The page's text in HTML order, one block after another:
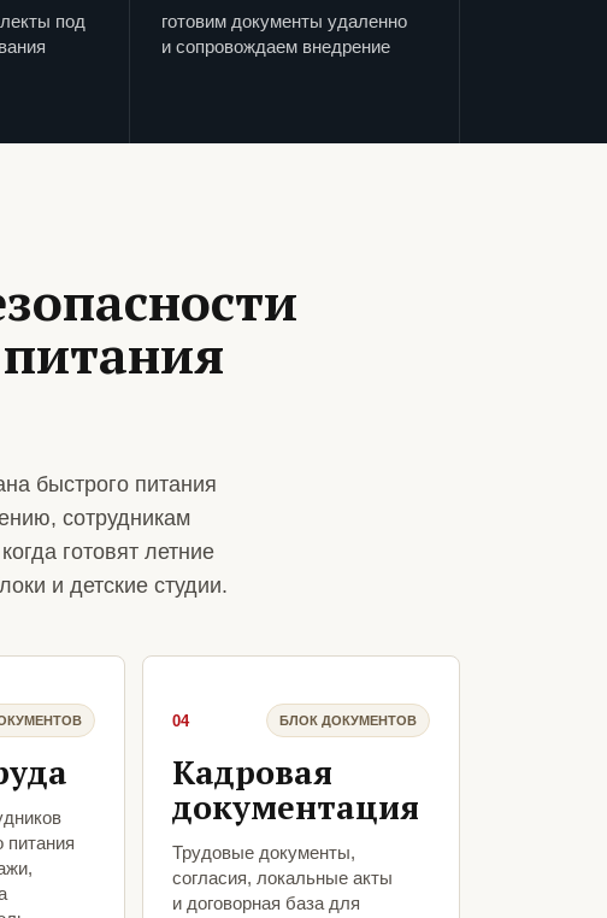
под
готовим документы удаленно
и сопровождаем внедрение
быстрого питания
сотрудникам
готовят летние
и детские студии.
питания
04 БЛОК ДОКУМЕНТОВ
Кадровая
документация
Трудовые документы,
согласия, локальные акты
и договорная база для